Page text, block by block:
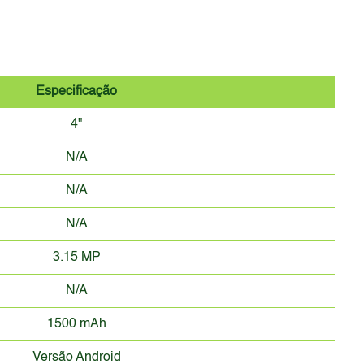
Especificação
4"
N/A
N/A
N/A
3.15 MP
N/A
1500 mAh
Versão Android